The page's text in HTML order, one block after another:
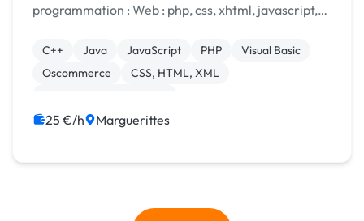
programmation : Web : php, css, xhtml, javascript,
Développement : c,c++,java,vb6,[URL MASQUÉE],
javascript ...
C++ Java JavaScript PHP
Visual Basic
Oscommerce
CSS, HTML, XML
Développement spécifique
25 €/h Marguerittes